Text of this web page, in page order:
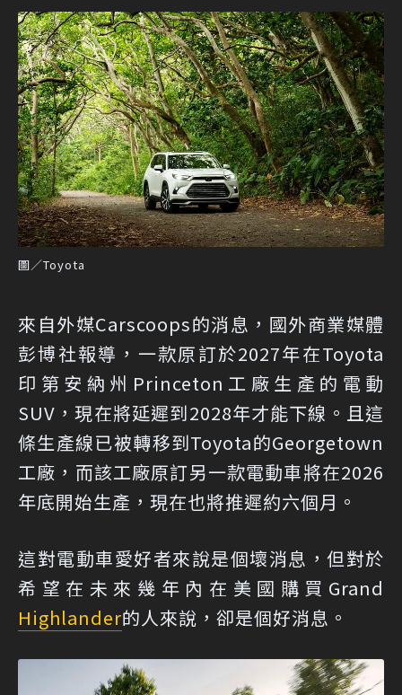
圖／Toyota
來自外媒Carscoops的消息 ，國外商業媒體
彭博社報導，一款原訂於2027年在Toyota
印第安納州Princeton工廠生產的電動
SUV，現在將延遲到2028年才能下線。且這
條生產線已被轉移到Toyota的Georgetown
工廠，而該工廠原訂另一款電動車將在2026
年底開始生產，現在也將推遲約六個月。
這對電動車愛好者來說是個壞消息，但對於
希望在未來幾年內在美國購買Grand
Highlander的人來說，卻是個好消息。